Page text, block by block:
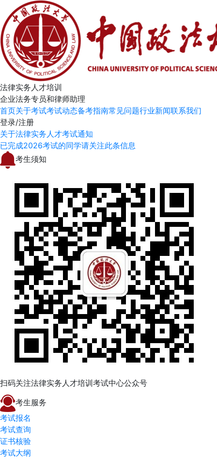
法律实务人才培训
企业法务专员和律师助理
首页关于考试考试动态备考指南常见问题行业新闻联系我们
登录/注册
关于法律实务人才考试通知
已完成2026考试的同学请关注此条信息
考生须知
扫码关注法律实务人才培训考试中心公众号
考生服务
考试报名
考试查询
证书核验
考试大纲